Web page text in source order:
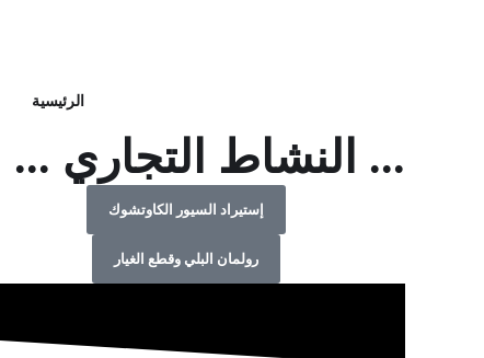
الرئيسية
... النشاط التجاري ...
إستيراد السيور الكاوتشوك
رولمان البلي وقطع الغيار